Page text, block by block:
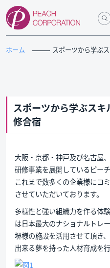
ホーム スポーツから学ぶ
スポーツから学ぶスキ
修合宿
大阪・京都・神戸及び名古屋
研修事業を展開しているピー
これまで数多くの企業様にコ
させていただいております。
多様性と強い組織力を作る体
は日本最大のナショナルトレ
堺様の施設を活用させて頂き
出来る夢を持った人材育成を行